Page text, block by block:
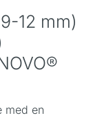
12 mm)
med en